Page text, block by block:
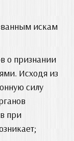
искам
о признании
Исходя из
силу
при